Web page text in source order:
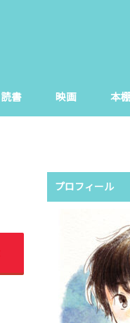
読書 映画 本棚
プロフィール